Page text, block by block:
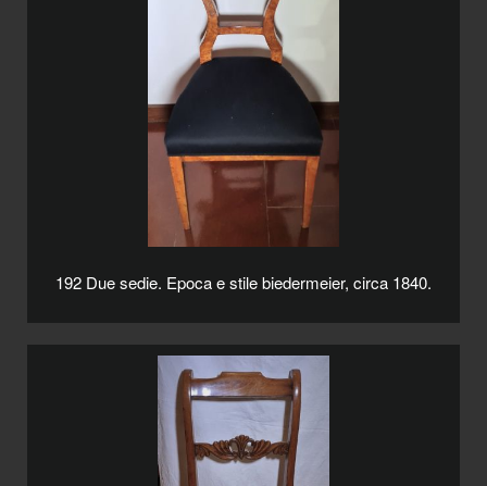
192 Due sedie. Epoca e stile biedermeier, circa 1840.